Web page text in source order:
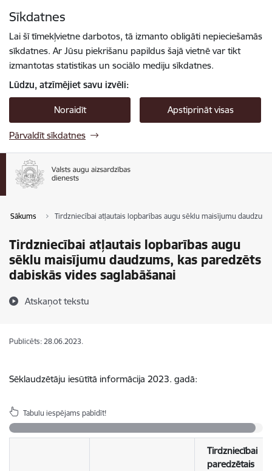
Sīkdatnes
Lai šī tīmekļvietne darbotos, tā izmanto obligāti nepieciešamās
sīkdatnes. Ar Jūsu piekrišanu papildus šajā vietnē var tikt
izmantotas statistikas un sociālo mediju sīkdatnes.
Lūdzu, atzīmējiet savu izvēli:
Noraidīt Apstiprināt visas
Pārvaldīt sīkdatnes
Sākums Tirdzniecībai atļautais lopbarības augu sēklu maisījumu
Tirdzniecībai atļautais lopbarības augu
sēklu maisījumu daudzums, kas paredzēts
dabiskās vides saglabāšanai
Atskaņot tekstu
Publicēts: 28.06.2023.
Sēklaudzētāju iesūtītā informācija 2023. gadā:
Tabulu iespējams pabīdīt!
Tirdzniecībai
paredzētais